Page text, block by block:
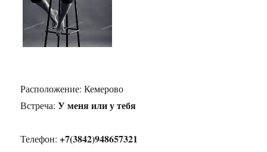
Расположение:Кемерово
Встреча:У меня или у тебя
Телефон:+7(3842)948657321